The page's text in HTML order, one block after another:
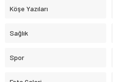
Köşe Yazıları
Sağlık
Spor